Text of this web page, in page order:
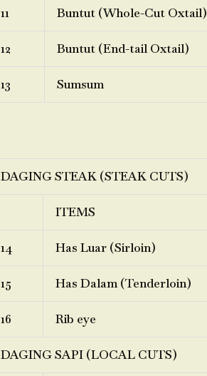
11 Buntut (Whole-Cut Oxtail)
12 Buntut (End-tail Oxtail)
13 Sumsum
DAGING STEAK (STEAK CUTS)
ITEMS
14 Has Luar (Sirloin)
15 Has Dalam (Tenderloin)
16 Rib eye
DAGING SAPI (LOCAL CUTS)